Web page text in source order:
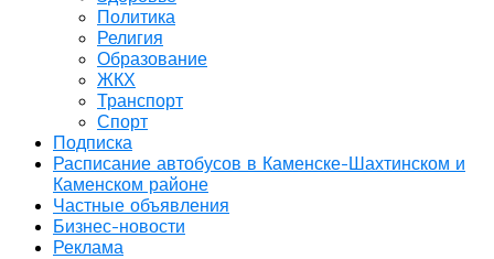
Политика
Религия
Образование
ЖКХ
Транспорт
Спорт
Подписка
Расписание автобусов в Каменске-Шахтинском и
Каменском районе
Частные объявления
Бизнес-новости
Реклама